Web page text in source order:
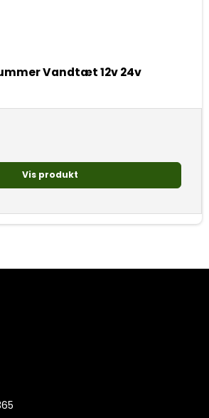
Vandtæt 12v 24v
Vis produkt